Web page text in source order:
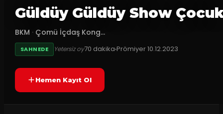
Güldüy Güldüy Show
BKM · Çomü İçdaş Kong...
SAHNEDE Yetersiz oy70 dakikaPrömiyer10.12.2023
Hemen Kayıt Ol